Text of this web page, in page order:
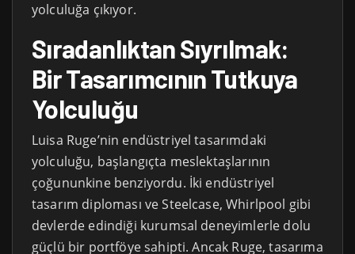
yolculuğa çıkıyor.
Sıradanlıktan Sıyrılmak:
Bir Tasarımcının Tutkuya
Yolculuğu
Luisa Ruge’nin endüstriyel tasarımdaki
yolculuğu, başlangıçta meslektaşlarının
çoğununkine benziyordu. İki endüstriyel
tasarım diploması ve Steelcase, Whirlpool gibi
devlerde edindiği kurumsal deneyimlerle dolu
güçlü bir portföye sahipti. Ancak Ruge, tasarıma